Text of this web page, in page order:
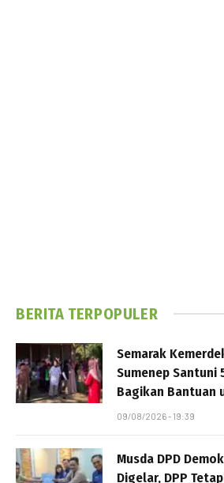
BERITA TERPOPULER
Semarak
Sumenep Santuni
Bagikan Bantuan
09/08/2026 - 19:39
Musda DPD
Digelar, DPP